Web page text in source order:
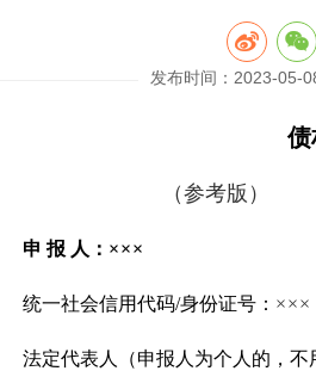
发布时间：2023-05-
债
（参考版）
申 报 人： ×××
统一社会信用代码/身份证号： ×××
法定代表人（申报人为个人的，不